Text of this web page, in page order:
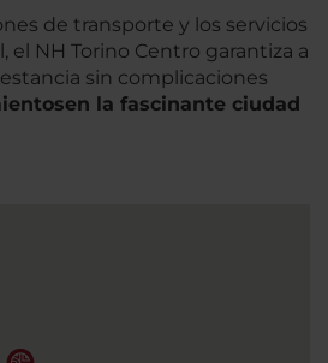
de transporte y los servicios
el NH Torino Centro garantiza a
sin complicaciones
en la fascinante ciudad